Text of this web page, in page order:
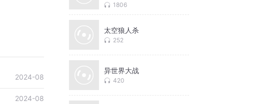
2024-08
2024-08
1806
太空狼人杀
252
异世界大战
420